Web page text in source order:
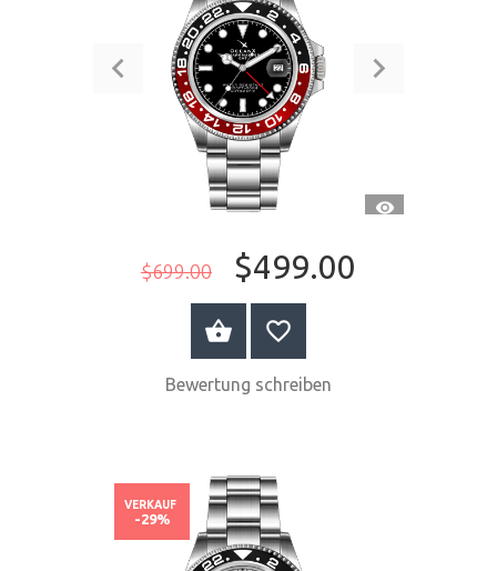
$699.00 $499.00
JETZT KAUFEN
Bewertung schreiben
VERKAUF
-29%